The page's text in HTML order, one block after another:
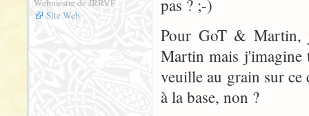
Webmestre de JRRVF
Site Web
pas ? ;-)
Pour GoT & Martin,
Martin mais j'imagine
veuille au grain sur ce
à la base, non ?